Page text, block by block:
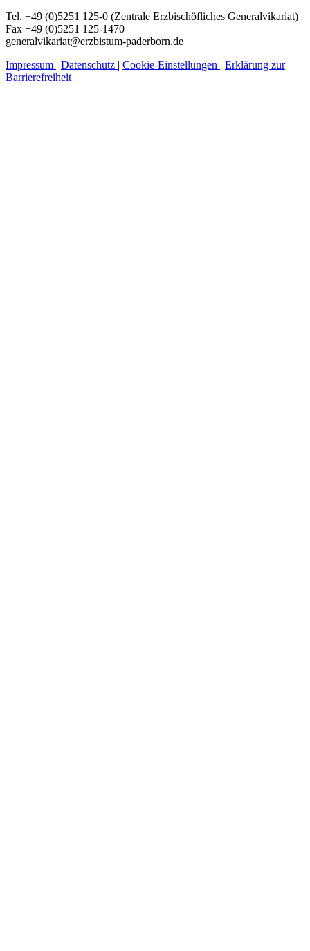
Tel. +49 (0)5251 125-0 (Zentrale Erzbischöfliches Generalvikariat)
Fax +49 (0)5251 125-1470
generalvikariat@erzbistum-paderborn.de
Impressum | Datenschutz | Cookie-Einstellungen | Erklärung zur
Barrierefreiheit